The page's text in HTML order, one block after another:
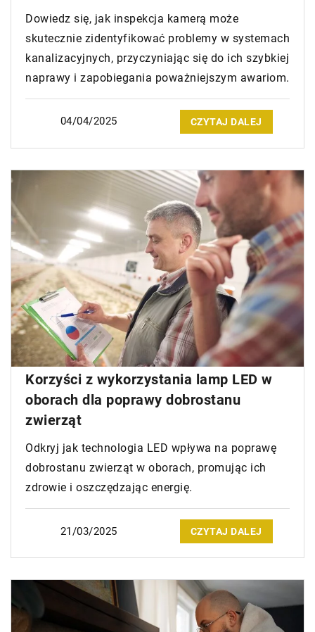
Dowiedz się, jak inspekcja kamerą może
skutecznie zidentyfikować problemy w systemach
kanalizacyjnych, przyczyniając się do ich szybkiej
naprawy i zapobiegania poważniejszym awariom.
04/04/2025 CZYTAJ DALEJ
Korzyści z wykorzystania lamp LED w
oborach dla poprawy dobrostanu
zwierząt
Odkryj jak technologia LED wpływa na poprawę
dobrostanu zwierząt w oborach, promując ich
zdrowie i oszczędzając energię.
21/03/2025 CZYTAJ DALEJ